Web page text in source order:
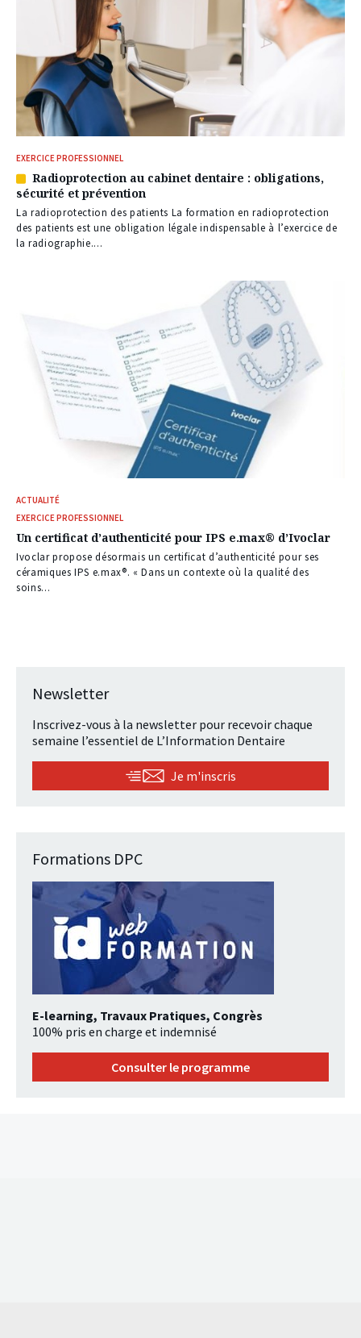
EXERCICE PROFESSIONNEL
Article
réservé
à
nos
abonnés
Radioprotection au cabinet dentaire : obligations,
sécurité et prévention
La radioprotection des patients La formation en radioprotection
des patients est une obligation légale indispensable à l’exercice de
la radiographie....
ACTUALITÉ
EXERCICE PROFESSIONNEL
Un certificat d’authenticité pour IPS e.max® d’Ivoclar
Ivoclar propose désormais un certificat d’authenticité pour ses
céramiques IPS e.max®. « Dans un contexte où la qualité des
soins...
Newsletter
Inscrivez-vous à la newsletter pour recevoir chaque
semaine l’essentiel de L’Information Dentaire
Je m'inscris
Formations DPC
E-learning, Travaux Pratiques, Congrès
100% pris en charge et indemnisé
Consulter le programme